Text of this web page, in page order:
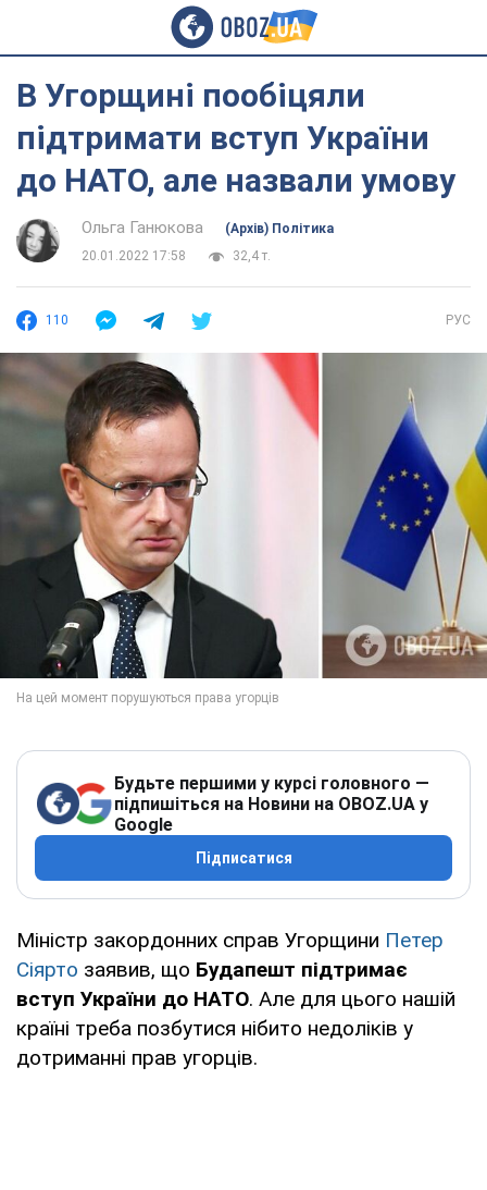
В Угорщині пообіцяли
підтримати вступ України
до НАТО, але назвали умову
Ольга Ганюкова
(Архів) Політика
20.01.2022 17:58
32,4 т.
110 РУС
Будьте першими у курсі головного —
підпишіться на Новини на OBOZ.UA у
Google
Підписатися
Міністр закордонних справ Угорщини Петер
Сіярто заявив, що Будапешт підтримає
вступ України до НАТО. Але для цього нашій
країні треба позбутися нібито недоліків у
дотриманні прав угорців.